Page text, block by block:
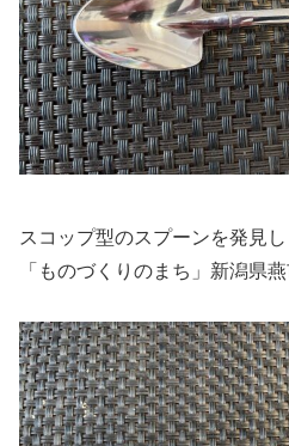
スコップ型のスプーンを発見
「ものづくりのまち」新潟県燕